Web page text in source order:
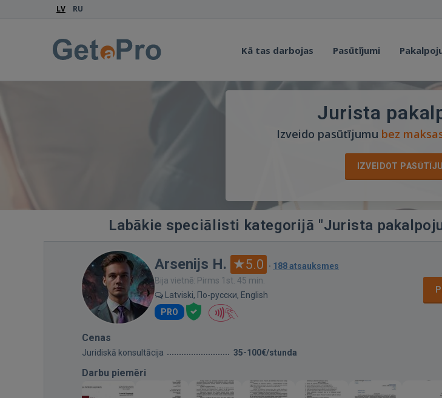
LV RU
Kā tas darbojas Pasūtījumi
Jurista
Izveido pasūtījumu bez
IZVEIDOT
Labākie speciālisti kategorijā "Jurista
Arsenijs H. 5.0 · 188 atsauksmes
Bija vietnē: Pirms 1st. 45 min.
Latviski, По-русски, English
PRO
Cenas
Juridiskā konsultācija 35-100€/stunda
Darbu piemēri